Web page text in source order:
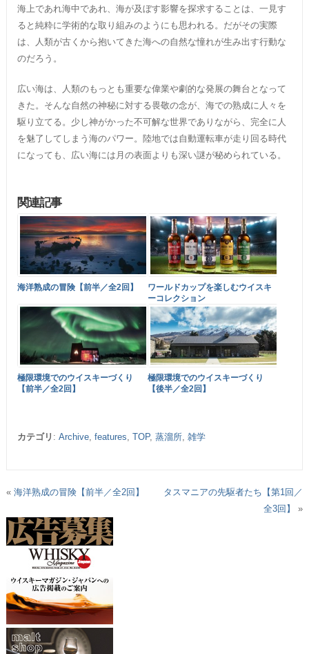
海上であれ海中であれ、海が及ぼす影響を探求することは、一見す
ると純粋に学術的な取り組みのようにも思われる。だがその実際
は、人類が古くから抱いてきた海への自然な憧れが生み出す行動な
のだろう。
広い海は、人類のもっとも重要な偉業や劇的な発展の舞台となって
きた。そんな自然の神秘に対する畏敬の念が、海での熟成に人々を
駆り立てる。少し神がかった不可解な世界でありながら、完全に人
を魅了してしまう海のパワー。陸地では自動運転車が走り回る時代
になっても、広い海には月の表面よりも深い謎が秘められている。
関連記事
海洋熟成の冒険【前半／全2回】
ワールドカップを楽しむウイスキ
ーコレクション
極限環境でのウイスキーづくり
【前半／全2回】
極限環境でのウイスキーづくり
【後半／全2回】
カテゴリ : Archive, features TOP, 蒸溜所, 雑学
« 海洋熟成の冒険【前半／全2回】
タスマニアの先駆者たち【第1回／
全3回】
»